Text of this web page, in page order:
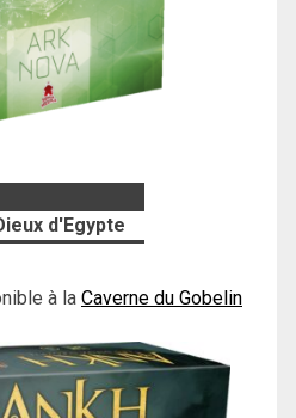
d'Egypte
à la Caverne du Gobelin